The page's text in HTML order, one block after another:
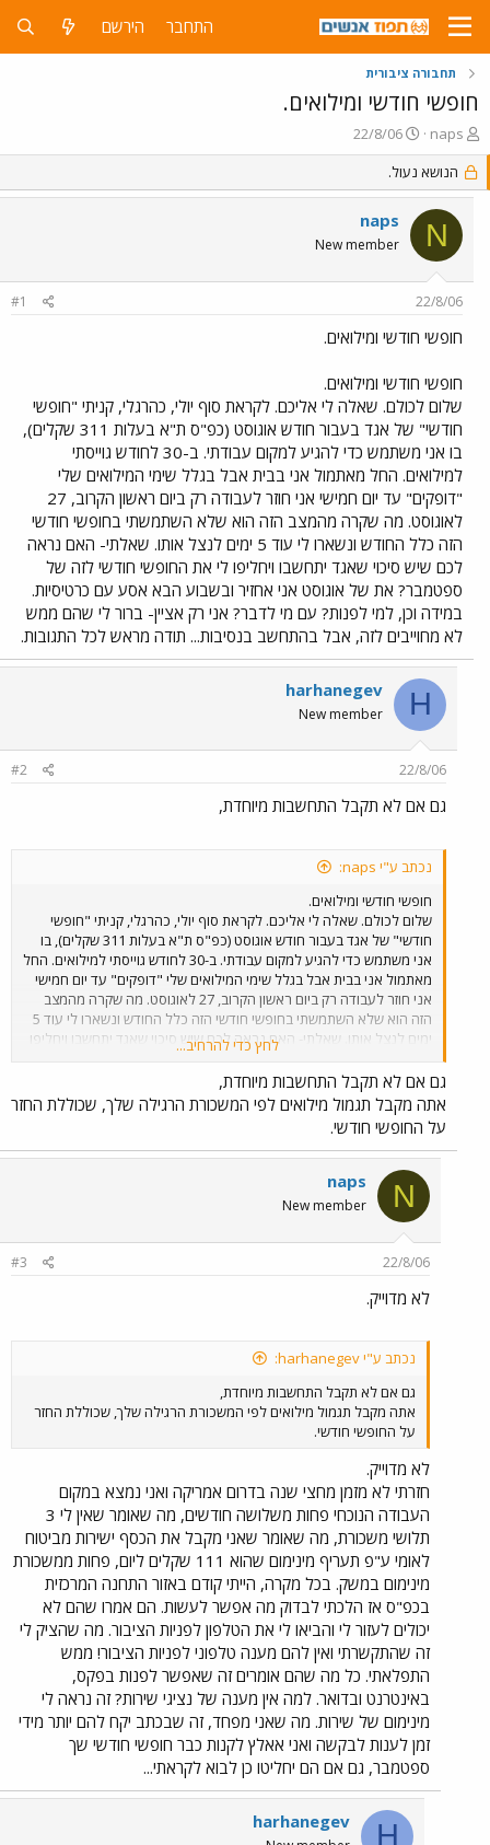
התחבר הירשם
תחבורה ציבורית
חופשי חודשי ומילואים.
פ
ו
ת
ח
נ
naps
פ
ו
ר
ס
ב
ת
ך
22/8/06
הנושא נעול.
N
naps
New member
22/8/06
#1
חופשי חודשי ומילואים.
חופשי חודשי ומילואים.
שלום לכולם. שאלה לי אליכם. לקראת סוף יולי, כהרגלי, קניתי "חופשי
חודשי" של אגד בעבור חודש אוגוסט (כפ"ס ת"א בעלות 311 שקלים),
בו אני משתמש כדי להגיע למקום עבודתי. ב-30 לחודש גוייסתי
למילואים. החל מאתמול אני בבית אבל בגלל שימי המילואים שלי
"דופקים" עד יום חמישי אני חוזר לעבודה רק ביום ראשון הקרוב, 27
לאוגוסט. מה שקרה מהמצב הזה הוא שלא השתמשתי בחופשי חודשי
הזה כלל החודש ונשארו לי עוד 5 ימים לנצל אותו. שאלתי- האם נראה
לכם שיש סיכוי שאגד יתחשבו ויחליפו לי את החופשי חודשי לזה של
ספטמבר? את של אוגוסט אני אחזיר ובשבוע הבא אסע עם כרטיסיות.
במידה וכן, למי לפנות? עם מי לדבר? אני רק אציין- ברור לי שהם ממש
לא מחוייבים לזה, אבל בהתחשב בנסיבות... תודה מראש לכל התגובות.
H
harhanegev
New member
22/8/06
#2
גם אם לא תקבל התחשבות מיוחדת,
נכתב ע"י naps:
חופשי חודשי ומילואים.
שלום לכולם. שאלה לי אליכם. לקראת סוף יולי, כהרגלי, קניתי "חופשי
חודשי" של אגד בעבור חודש אוגוסט (כפ"ס ת"א בעלות 311 שקלים), בו
אני משתמש כדי להגיע למקום עבודתי. ב-30 לחודש גוייסתי למילואים. החל
מאתמול אני בבית אבל בגלל שימי המילואים שלי "דופקים" עד יום חמישי
אני חוזר לעבודה רק ביום ראשון הקרוב, 27 לאוגוסט. מה שקרה מהמצב
הזה הוא שלא השתמשתי בחופשי חודשי הזה כלל החודש ונשארו לי עוד 5
ימים לנצל אותו. שאלתי- האם נראה לכם שיש סיכוי שאגד יתחשבו ויחליפו
לי את החופשי חודשי לזה של ספטמבר? את של אוגוסט אני אחזיר ובשבוע
הבא אסע עם כרטיסיות. במידה וכן, למי לפנות? עם מי לדבר? אני רק
אציין- ברור לי שהם ממש לא מחוייבים לזה, אבל בהתחשב בנסיבות... תודה
מראש לכל התגובות.
לחץ כדי להרחיב...
גם אם לא תקבל התחשבות מיוחדת,
אתה מקבל תגמול מילואים לפי המשכורת הרגילה שלך, שכוללת החזר
על החופשי חודשי.
N
naps
New member
22/8/06
#3
לא מדוייק.
נכתב ע"י harhanegev:
גם אם לא תקבל התחשבות מיוחדת,
אתה מקבל תגמול מילואים לפי המשכורת הרגילה שלך, שכוללת החזר
על החופשי חודשי.
לא מדוייק.
חזרתי לא מזמן מחצי שנה בדרום אמריקה ואני נמצא במקום
העבודה הנוכחי פחות משלושה חודשים, מה שאומר שאין לי 3
תלושי משכורת, מה שאומר שאני מקבל את הכסף ישירות מביטוח
לאומי ע"פ תעריף מינימום שהוא 111 שקלים ליום, פחות ממשכורת
מינימום במשק. בכל מקרה, הייתי קודם באזור התחנה המרכזית
בכפ"ס אז הלכתי לבדוק מה אפשר לעשות. הם אמרו שהם לא
יכולים לעזור לי והביאו לי את הטלפון לפניות הציבור. מה שהציק לי
זה שהתקשרתי ואין להם מענה טלפוני לפניות הציבור! ממש
התפלאתי. כל מה שהם אומרים זה שאפשר לפנות בפקס,
באינטרנט ובדואר. למה אין מענה של נציגי שירות? זה נראה לי
מינימום של שירות. מה שאני מפחד, זה שבכתב יקח להם יותר מידי
זמן לענות לבקשה ואני אאלץ לקנות כבר חופשי חודשי שך
ספטמבר, גם אם הם יחליטו כן לבוא לקראתי...
H
harhanegev